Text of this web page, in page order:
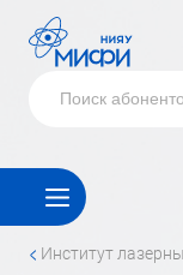
< институт